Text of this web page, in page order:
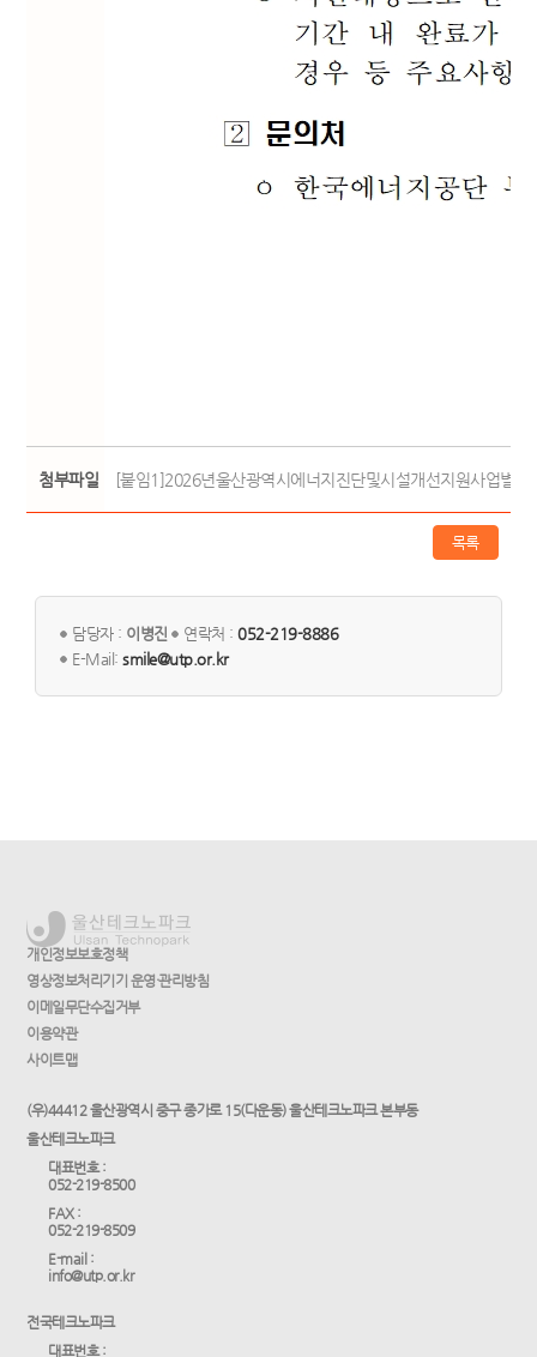
첨부파일 [붙임1]2026년울산광역시에너지진단및시설개선지원사업별
목록
담당자 : 이병진 연락처 :052-219-8886
E-Mail:smile@utp.or.kr
개인정보보호정책
영상정보처리기기 운영·관리방침
이메일무단수집거부
이용약관
사이트맵
(우)44412 울산광역시 중구 종가로 15(다운동) 울산테크노파크 본부동
울산테크노파크
대표번호 :
052-219-8500
FAX :
052-219-8509
E-mail :
info@utp.or.kr
전국테크노파크
대표번호 :